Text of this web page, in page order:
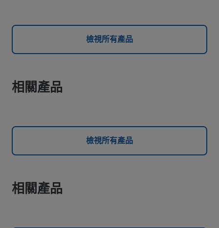
檢視所有產品
相關產品
檢視所有產品
相關產品